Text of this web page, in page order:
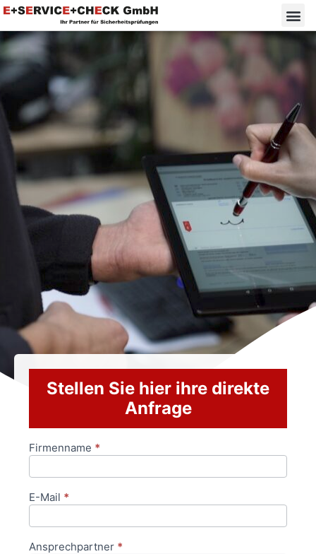
Stellen Sie hier ihre direkte
Anfrage
Anfrageformular
Firmenname *
E-Mail *
Ansprechpartner *